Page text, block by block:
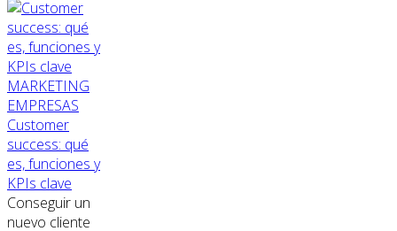
MARKETING
EMPRESAS
Customer
success: qué
es, funciones y
KPIs clave
Conseguir un
nuevo cliente